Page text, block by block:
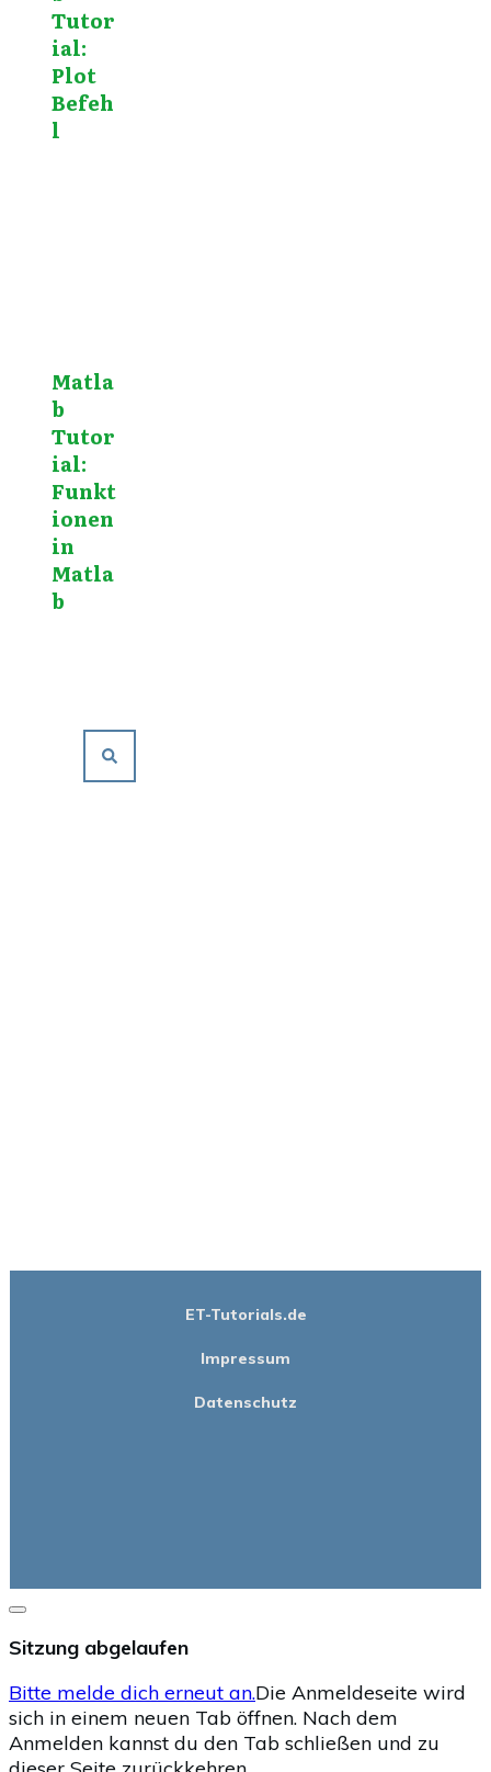
Tutor
ial:
Plot
Befeh
l
Matla
b
Tutor
ial:
Funkt
ionen
in
Matla
b
ET-Tutorials.de
Impressum
Datenschutz
Dialog
Sitzung abgelaufen
Bitte melde dich erneut an.Die Anmeldeseite wird
sich in einem neuen Tab öffnen. Nach dem
Anmelden kannst du den Tab schließen und zu